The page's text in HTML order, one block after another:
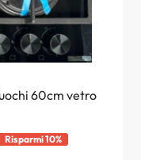
60cm vetro
Risparmi 10%